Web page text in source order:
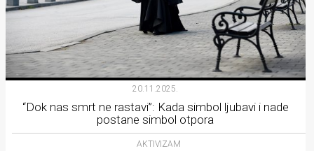
20.11.2025.
“Dok nas smrt ne rastavi”: Kada simbol ljubavi i nade
postane simbol otpora
AKTIVIZAM